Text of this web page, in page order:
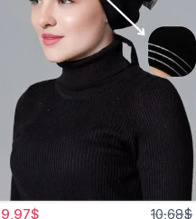
9,97$ 10,68$